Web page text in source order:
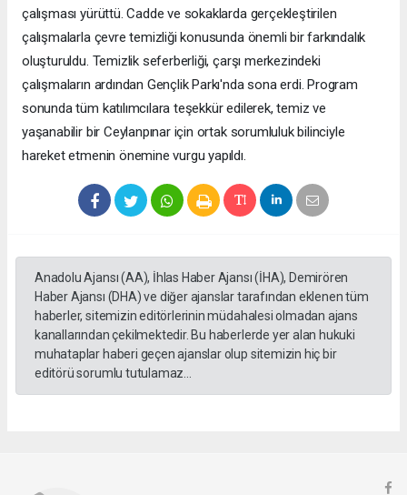
çalışması yürüttü. Cadde ve sokaklarda gerçekleştirilen
çalışmalarla çevre temizliği konusunda önemli bir farkındalık
oluşturuldu. Temizlik seferberliği, çarşı merkezindeki
çalışmaların ardından Gençlik Parkı'nda sona erdi. Program
sonunda tüm katılımcılara teşekkür edilerek, temiz ve
yaşanabilir bir Ceylanpınar için ortak sorumluluk bilinciyle
hareket etmenin önemine vurgu yapıldı.
Anadolu Ajansı (AA), İhlas Haber Ajansı (İHA), Demirören
Haber Ajansı (DHA) ve diğer ajanslar tarafından eklenen tüm
haberler, sitemizin editörlerinin müdahalesi olmadan ajans
kanallarından çekilmektedir. Bu haberlerde yer alan hukuki
muhataplar haberi geçen ajanslar olup sitemizin hiç bir
editörü sorumlu tutulamaz...